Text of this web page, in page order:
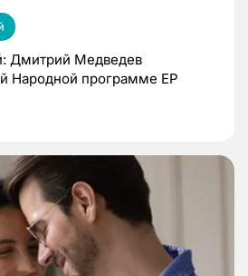
Дмитрий Медведев
Народной программе ЕР